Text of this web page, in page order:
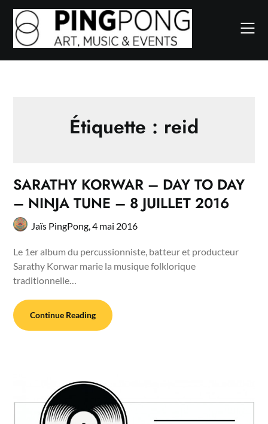
Skip
content
Étiquette : reid
SARATHY KORWAR – DAY TO DAY
– NINJA TUNE – 8 JUILLET 2016
Jaïs PingPong,4 mai 2016
Le 1er album du percussionniste, batteur et producteur
Sarathy Korwar marie la musique folklorique
traditionnelle…
Continue Reading